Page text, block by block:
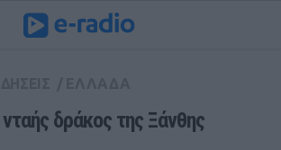
δράκος της Ξάνθης